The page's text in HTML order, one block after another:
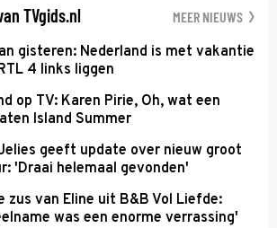
TVgids.nl MEER NIEUWS
gisteren: Nederland is met vakantie
4 links liggen
op TV: Karen Pirie, Oh, wat een
Island Summer
geeft update over nieuw groot
'Draai helemaal gevonden'
zus van Eline uit B&B Vol Liefde:
was een enorme verrassing'